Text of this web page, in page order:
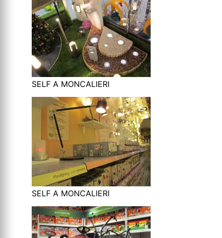
SELF A MONCALIERI
SELF A MONCALIERI